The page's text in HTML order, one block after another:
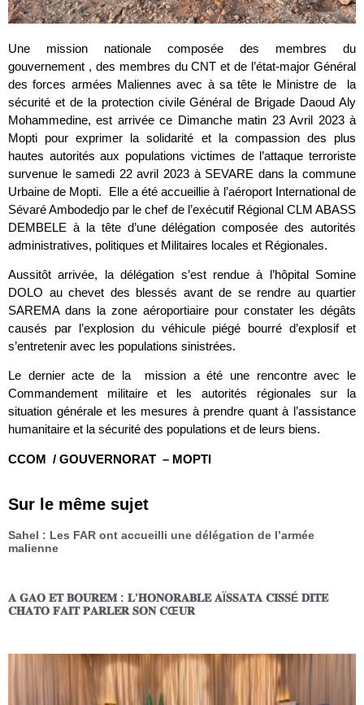
Une mission nationale composée des membres du
gouvernement , des membres du CNT et de l’état-major Général
des forces armées Maliennes avec à sa tête le Ministre de la
sécurité et de la protection civile Général de Brigade Daoud Aly
Mohammedine, est arrivée ce Dimanche matin 23 Avril 2023 à
Mopti pour exprimer la solidarité et la compassion des plus
hautes autorités aux populations victimes de l’attaque terroriste
survenue le samedi 22 avril 2023 à SEVARE dans la commune
Urbaine de Mopti. Elle a été accueillie à l’aéroport International de
Sévaré Ambodedjo par le chef de l’exécutif Régional CLM ABASS
DEMBELE à la tête d’une délégation composée des autorités
administratives, politiques et Militaires locales et Régionales.
Aussitôt arrivée, la délégation s’est rendue à l’hôpital Somine
DOLO au chevet des blessés avant de se rendre au quartier
SAREMA dans la zone aéroportiaire pour constater les dégâts
causés par l’explosion du véhicule piégé bourré d’explosif et
s’entretenir avec les populations sinistrées.
Le dernier acte de la mission a été une rencontre avec le
Commandement militaire et les autorités régionales sur la
situation générale et les mesures à prendre quant à l’assistance
humanitaire et la sécurité des populations et de leurs biens.
CCOM / GOUVERNORAT – MOPTI
Sur le même sujet
Sahel : Les FAR ont accueilli une délégation de l’armée
malienne
𝐀 𝐆𝐀𝐎 𝐄𝐓 𝐁𝐎𝐔𝐑𝐄𝐌 : 𝐋’𝐇𝐎𝐍𝐎𝐑𝐀𝐁𝐋𝐄 𝐀Ï𝐒𝐒𝐀𝐓𝐀 𝐂𝐈𝐒𝐒É 𝐃𝐈𝐓𝐄
𝐂𝐇𝐀𝐓𝐎 𝐅𝐀𝐈𝐓 𝐏𝐀𝐑𝐋𝐄𝐑 𝐒𝐎𝐍 𝐂Œ𝐔𝐑